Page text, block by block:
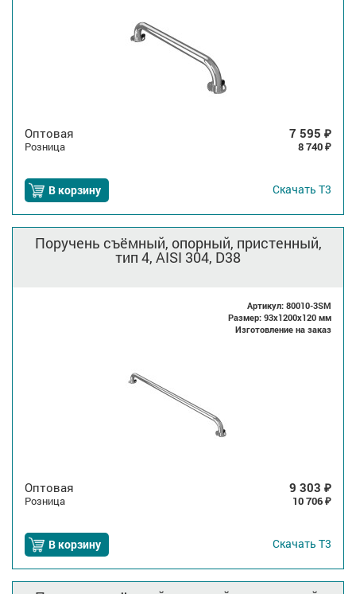
Оптовая 7 595 ₽
Розница 8 740 ₽
В корзину Скачать Т3
Поручень съёмный, опорный, пристенный,
тип 4, AISI 304, D38
Артикул: 80010-3SM
Размер: 93x1200x120 мм
Изготовление на заказ
Оптовая 9 303 ₽
Розница 10 706 ₽
В корзину Скачать Т3